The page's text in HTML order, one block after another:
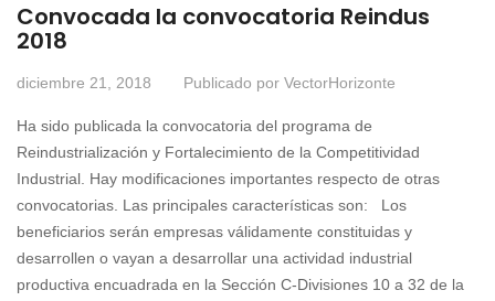
Convocada la convocatoria Reindus
2018
diciembre 21, 2018 Publicado por VectorHorizonte
Ha sido publicada la convocatoria del programa de
Reindustrialización y Fortalecimiento de la Competitividad
Industrial. Hay modificaciones importantes respecto de otras
convocatorias. Las principales características son: Los
beneficiarios serán empresas válidamente constituidas y
desarrollen o vayan a desarrollar una actividad industrial
productiva encuadrada en la Sección C-Divisiones 10 a 32 de la